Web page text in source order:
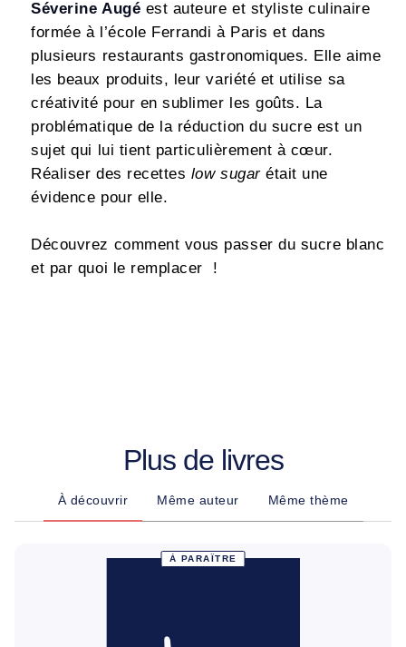
Séverine Augé est auteure et styliste culinaire
formée à l’école Ferrandi à Paris et dans
plusieurs restaurants gastronomiques. Elle aime
les beaux produits, leur variété et utilise sa
créativité pour en sublimer les goûts. La
problématique de la réduction du sucre est un
sujet qui lui tient particulièrement à cœur.
Réaliser des recettes low sugarétait une
évidence pour elle.
Découvrez comment vous passer du sucre blanc
et par quoi le remplacer !
Plus de livres
À découvrir Même auteur Même thème
À PARAÎTRE